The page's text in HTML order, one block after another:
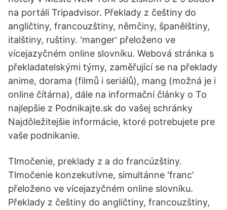
na portáli Tripadvisor. Překlady z češtiny do
angličtiny, francouzštiny, němčiny, španělštiny,
italštiny, ruštiny. 'manger' přeloženo ve
vícejazyčném online slovníku. Webová stránka s
překladatelskými týmy, zaměřující se na překlady
anime, dorama (filmů i seriálů), mang (možná je i
online čítárna), dále na informační články o To
najlepšie z Podnikajte.sk do vašej schránky
Najdôležitejšie informácie, ktoré potrebujete pre
vaše podnikanie.
Tlmočenie, preklady z a do francúzštiny.
Tlmočenie konzekutívne, simultánne 'franc'
přeloženo ve vícejazyčném online slovníku.
Překlady z češtiny do angličtiny, francouzštiny,